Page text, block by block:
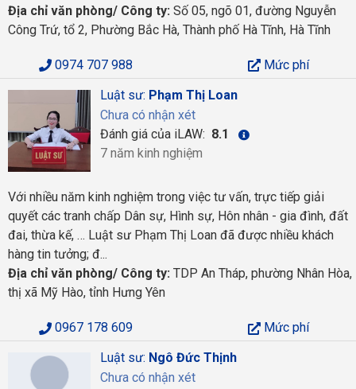
Địa chỉ văn phòng/ Công ty: Số 05, ngõ 01, đường Nguyễn
Công Trứ, tổ 2, Phường Bắc Hà, Thành phố Hà Tĩnh, Hà Tĩnh
0974 707 988
Mức phí
Luật sư: Phạm Thị Loan
Chưa có nhận xét
Đánh giá của iLAW: 8.1
7 năm kinh nghiệm
Với nhiều năm kinh nghiệm trong việc tư vấn, trực tiếp giải
quyết các tranh chấp Dân sự, Hình sự, Hôn nhân - gia đình, đất
đai, thừa kế, … Luật sư Phạm Thị Loan đã được nhiều khách
hàng tin tưởng; đ...
Địa chỉ văn phòng/ Công ty: TDP An Tháp, phường Nhân Hòa,
thị xã Mỹ Hào, tỉnh Hưng Yên
0967 178 609
Mức phí
Luật sư: Ngô Đức Thịnh
Chưa có nhận xét